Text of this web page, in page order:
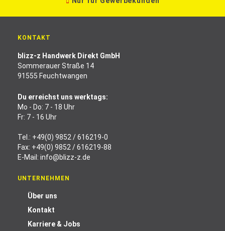
KONTAKT
blizz-z Handwerk Direkt GmbH
Sommerauer Straße 14
91555 Feuchtwangen
Du erreichst uns werktags:
Mo - Do: 7 - 18 Uhr
Fr: 7 - 16 Uhr
Tel.: +49(0) 9852 / 616219-0
Fax: +49(0) 9852 / 616219-88
E-Mail: info@blizz-z.de
UNTERNEHMEN
Über uns
Kontakt
Karriere & Jobs